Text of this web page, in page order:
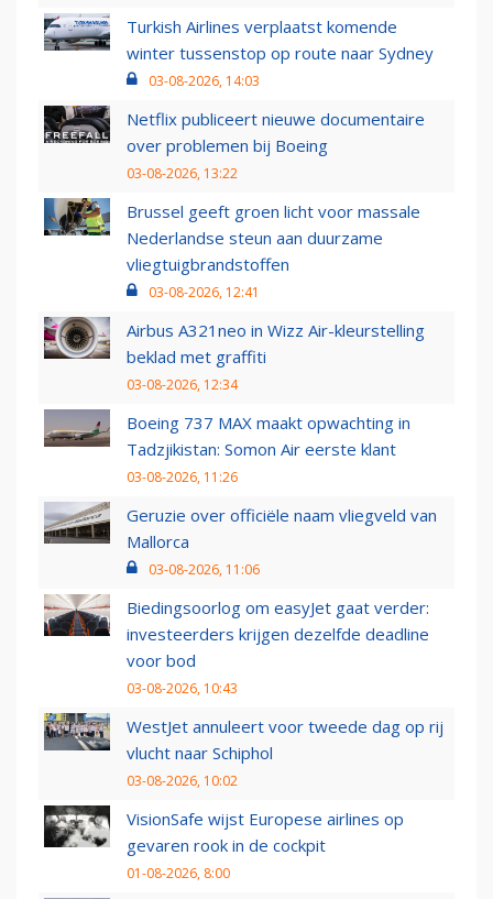
Turkish Airlines verplaatst komende
winter tussenstop op route naar Sydney
03-08-2026, 14:03
Netflix publiceert nieuwe documentaire
over problemen bij Boeing
03-08-2026, 13:22
Brussel geeft groen licht voor massale
Nederlandse steun aan duurzame
vliegtuigbrandstoffen
03-08-2026, 12:41
Airbus A321neo in Wizz Air-kleurstelling
beklad met graffiti
03-08-2026, 12:34
Boeing 737 MAX maakt opwachting in
Tadzjikistan: Somon Air eerste klant
03-08-2026, 11:26
Geruzie over officiële naam vliegveld van
Mallorca
03-08-2026, 11:06
Biedingsoorlog om easyJet gaat verder:
investeerders krijgen dezelfde deadline
voor bod
03-08-2026, 10:43
WestJet annuleert voor tweede dag op rij
vlucht naar Schiphol
03-08-2026, 10:02
VisionSafe wijst Europese airlines op
gevaren rook in de cockpit
01-08-2026, 8:00